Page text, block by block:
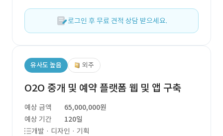
로그인 후 무료 견적 상담 받으세요.
유사도 높음 외주
O2O 중개 및 예약 플랫폼 웹 및 앱 구축
예상 금액
65,000,000원
예상 기간
120일
개발 · 디자인 · 기획